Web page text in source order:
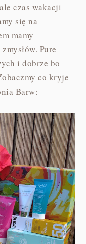
czas wakacji
się na
mamy
Pure
i dobrze bo
co kryje
Barw: